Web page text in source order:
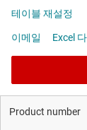
테이블 재설정
이메일 Excel
Product number